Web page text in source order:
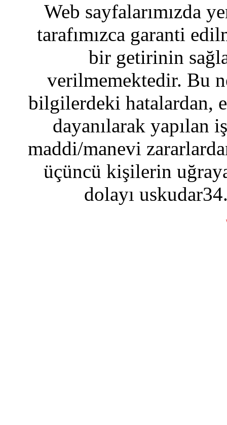
Web sayfalarımızda
tarafımızca garanti
bir getirinin
verilmemektedir. Bu
bilgilerdeki hatalardan,
dayanılarak yapılan
maddi/manevi
üçüncü kişilerin
dolayı